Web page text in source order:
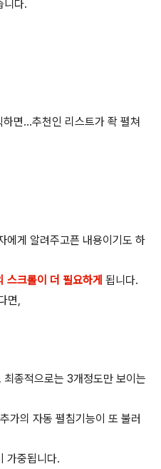
니다.
면...추천인 리스트가 좍 펼쳐
에게 알려주고픈 내용이기도 하
스크롤이 더 필요하게 됩니다.
면,
종적으로는 3개정도만 보이는
가의 자동 펼침기능이 또 불러
가중됩니다.